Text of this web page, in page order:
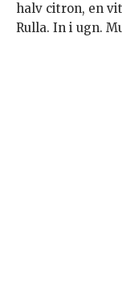
halv citron, en
Rulla. In i ugn.